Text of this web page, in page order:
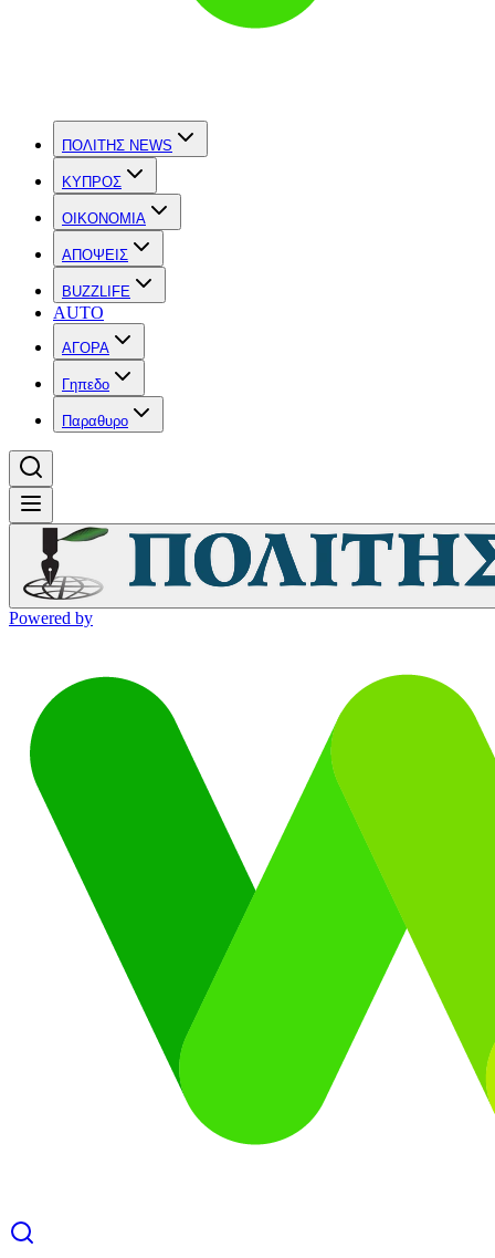
ΠΟΛΙΤΗΣ NEWS
ΚΥΠΡΟΣ
OIKONOMIA
ΑΠΟΨΕΙΣ
BUZZLIFE
AUTO
ΑΓΟΡΑ
Γηπεδο
Παραθυρο
Powered by